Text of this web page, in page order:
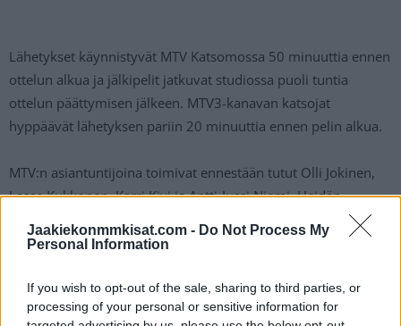
Jaakiekonmmkisat.com - Do Not Process My
Personal Information
If you wish to opt-out of the sale, sharing to third parties, or
processing of your personal or sensitive information for
Lähetykset käynnistyvät MTV Katsomossa 50 minuuttia ennen
ottelun alkua ja jälkipelit jatkuvat studiossa puoli tuntia
ottelun päättymisen jälkeen. MTV3-kanavan katsojat
hyppäävät lähetyksen pariin 20 minuuttia ennen pelin alkua.
MTV:n asiantuntijoina toimivat ennestään tutut Olli Jokinen,
Lasse Kukkonen, Karri Kivi ja Antti-Jussi Niemi. Heidän
rinnalleen saadaan myös aktiivipelaajien näkemystä, kun
tiimiin liittyvät Juhamatti Aaltonen sekä Veli-Matti Savinainen.
tapahtumien ytimestä, eli vaihtoaitioiden välistä.